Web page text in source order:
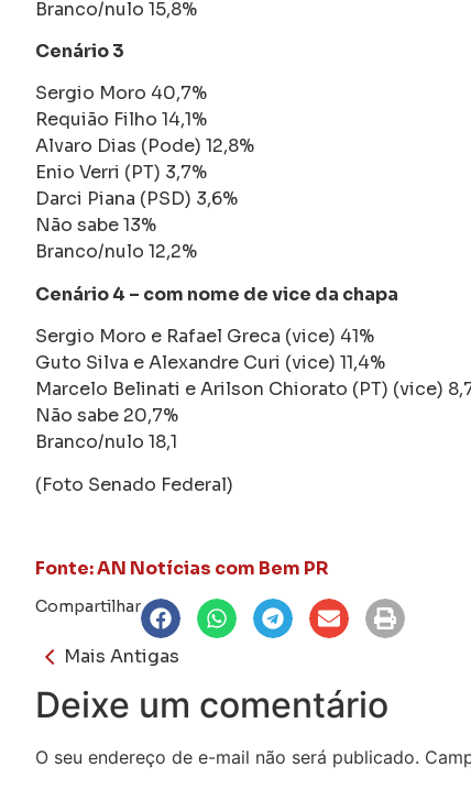
Branco/nulo 15,8%
Cenário 3
Sergio Moro 40,7%
Requião Filho 14,1%
Alvaro Dias (Pode) 12,8%
Enio Verri (PT) 3,7%
Darci Piana (PSD) 3,6%
Não sabe 13%
Branco/nulo 12,2%
Cenário 4 – com nome de vice da chapa
Sergio Moro e Rafael Greca (vice) 41%
Guto Silva e Alexandre Curi (vice) 11,4%
Marcelo Belinati e Arilson Chiorato (PT) (vice)
Não sabe 20,7%
Branco/nulo 18,1
(Foto Senado Federal)
Fonte: AN Notícias com Bem PR
Compartilhar
Mais Antigas
Deixe um comentário
O seu endereço de e-mail não será publicado.